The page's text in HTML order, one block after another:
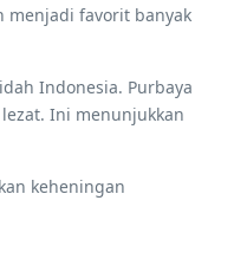
menjadi favorit banyak
Indonesia. Purbaya
Ini menunjukkan
keheningan